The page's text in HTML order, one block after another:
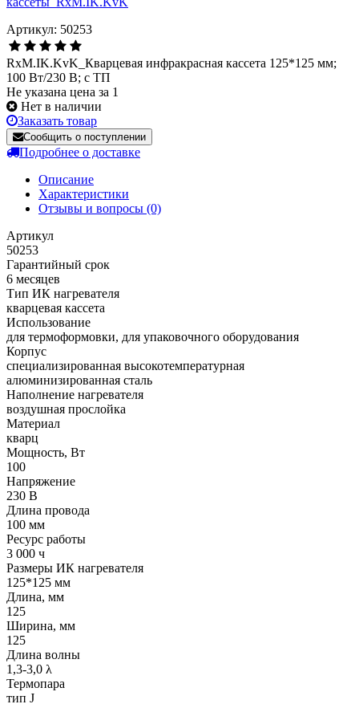
Артикул: 50253
RxM.IK.KvK_Кварцевая инфракрасная кассета 125*125 мм;
100 Вт/230 В; с ТП
Не указана цена за 1
Нет в наличии
Заказать товар
Сообщить о поступлении
Подробнее о доставке
Описание
Характеристики
Отзывы и вопросы (0)
Артикул
50253
Гарантийный срок
6 месяцев
Тип ИК нагревателя
кварцевая кассета
Использование
для термоформовки, для упаковочного оборудования
Корпус
cпециализированная высокотемпературная
алюминизированная сталь
Наполнение нагревателя
воздушная прослойка
Материал
кварц
Мощность, Вт
100
Напряжение
230 В
Длина провода
100 мм
Ресурс работы
3 000 ч
Размеры ИК нагревателя
125*125 мм
Длина, мм
125
Ширина, мм
125
Длина волны
1,3-3,0 λ
Термопара
тип J